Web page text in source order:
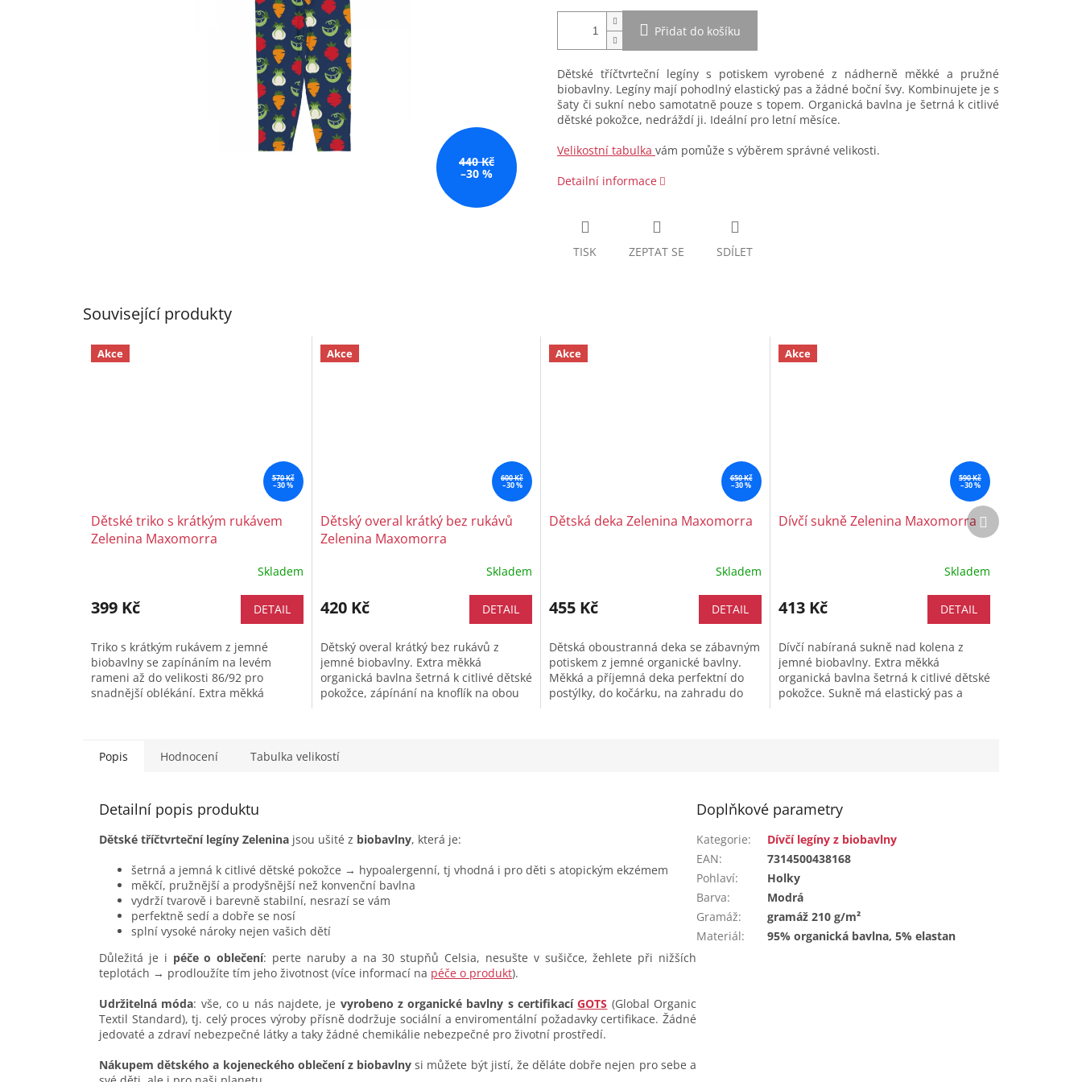
440 Kč
–30 %
Přidat do košíku
Dětské tříčtvrteční legíny s potiskem vyrobené z nádherně měkké a pružné
biobavlny. Legíny mají pohodlný elastický pas a žádné boční švy. Kombinujete je s
šaty či sukní nebo samotatně pouze s topem. Organická bavlna je šetrná k citlivé
dětské pokožce, nedráždí ji. Ideální pro letní měsíce.
Velikostní tabulka vám pomůže s výběrem správné velikosti.
Detailní informace
TISK ZEPTAT SE SDÍLET
Související produkty
Akce
570 Kč
–30 %
Dětské triko s krátkým rukávem
Zelenina Maxomorra
Skladem
399 Kč DETAIL
Triko s krátkým rukávem z jemné
biobavlny se zapínáním na levém
rameni až do velikosti 86/92 pro
snadnější oblékání. Extra měkká
Akce
600 Kč
–30 %
Dětský overal krátký bez rukávů
Zelenina Maxomorra
Skladem
420 Kč DETAIL
Dětský overal krátký bez rukávů z
jemné biobavlny. Extra měkká
organická bavlna šetrná k citlivé dětské
pokožce, zápínání na knoflík na obou
Akce
650 Kč
–30 %
Dětská deka Zelenina Maxomorra
Skladem
455 Kč DETAIL
Dětská oboustranná deka se zábavným
potiskem z jemné organické bavlny.
Měkká a příjemná deka perfektní do
postýlky, do kočárku, na zahradu do
Akce
590 Kč
–30 %
Dívčí sukně Zelenina Maxomorra
Skladem
413 Kč DETAIL
Dívčí nabíraná sukně nad kolena z
jemné biobavlny. Extra měkká
organická bavlna šetrná k citlivé dětské
pokožce. Sukně má elastický pas a
Další
produkt
Popis Hodnocení Tabulka velikostí
Detailní popis produktu
Dětské tříčtvrteční legíny Zelenina jsou ušité z biobavlny, která je:
šetrná a jemná k citlivé dětské pokožce → hypoalergenní, tj vhodná i pro děti s atopickým ekzémem
měkčí, pružnější a prodyšnější než konvenční bavlna
vydrží tvarově i barevně stabilní, nesrazí se vám
perfektně sedí a dobře se nosí
splní vysoké nároky nejen vašich dětí
Důležitá je i péče o oblečení: perte naruby a na 30 stupňů Celsia, nesušte v sušičce, žehlete při nižších
teplotách → prodloužíte tím jeho životnost (více informací na péče o produkt).
Udržitelná móda: vše, co u nás najdete, je vyrobeno z organické bavlny s certifikacíGOTS (Global Organic
Textil Standard), tj. celý proces výroby přísně dodržuje sociální a enviromentální požadavky certifikace. Žádné
jedovaté a zdraví nebezpečné látky a taky žádné chemikálie nebezpečné pro životní prostředí.
Nákupem dětského a kojeneckého oblečení z biobavlny si můžete být jistí, že děláte dobře nejen pro sebe a
Doplňkové parametry
Kategorie:
Dívčí legíny z biobavlny
EAN:
7314500438168
Pohlaví:
Holky
Barva:
Modrá
Gramáž:
gramáž 210 g/m²
Materiál: 95% organická bavlna, 5% elastan